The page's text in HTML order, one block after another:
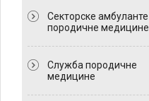
Секторске амбуланте
породичне медицине
Служба породичне
медицине